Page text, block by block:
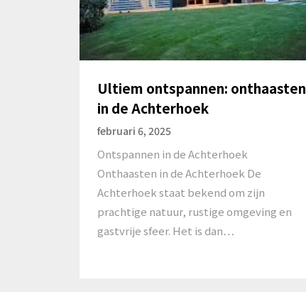
Ultiem ontspannen: onthaasten
in de Achterhoek
februari 6, 2025
Ontspannen in de Achterhoek
Onthaasten in de Achterhoek De
Achterhoek staat bekend om zijn
prachtige natuur, rustige omgeving en
gastvrije sfeer. Het is dan…